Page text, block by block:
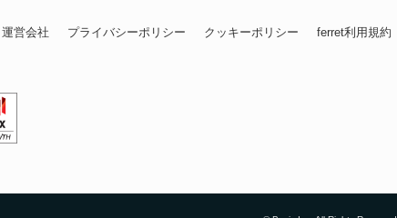
運営会社 プライバシーポリシー クッキーポリシー ferret利用規約